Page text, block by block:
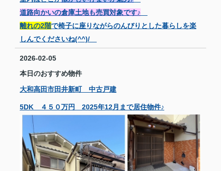
道路向かいの倉庫土地も売買対象です♪
離れの2階で椅子に座りながらのんびりとした暮らしを楽
しんでくださいね(^^)/
2026-02-05
本日のおすすめ物件
大和高田市田井新町 中古戸建
5DK ４５０万円 2025年12月まで居住物件♪